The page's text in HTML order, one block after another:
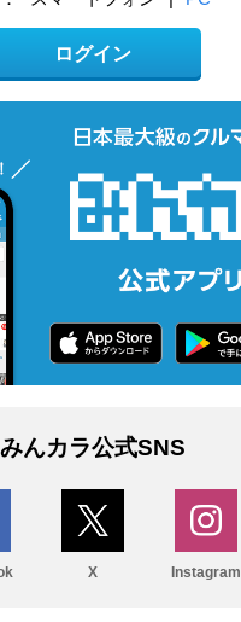
ログイン
みんカラ公式SNS
X Instagram